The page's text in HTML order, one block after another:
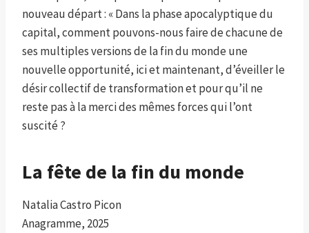
nouveau départ : « Dans la phase apocalyptique du
capital, comment pouvons-nous faire de chacune de
ses multiples versions de la fin du monde une
nouvelle opportunité, ici et maintenant, d’éveiller le
désir collectif de transformation et pour qu’il ne
reste pas à la merci des mêmes forces qui l’ont
suscité ?
La fête de la fin du monde
Natalia Castro Picon
Anagramme, 2025